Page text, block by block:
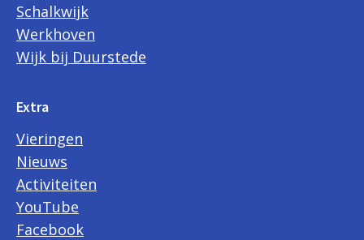
Schalkwijk
Werkhoven
Wijk bij Duurstede
Extra
Vieringen
Nieuws
Activiteiten
YouTube
Facebook